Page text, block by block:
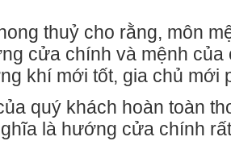
thuỷ cho rằng, môn
cửa chính và mệnh
khí mới tốt, gia chủ mới
quý khách hoàn toàn
là hướng cửa chính